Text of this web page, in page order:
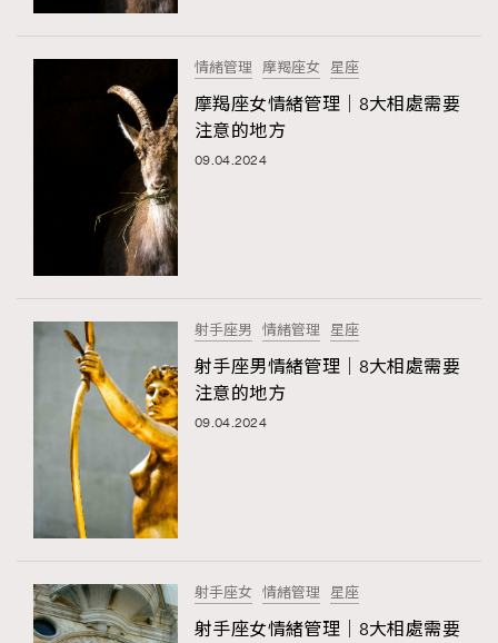
情緒管理 摩羯座女 星座
摩羯座女情緒管理｜8大相處需要
注意的地方
09.04.2024
射手座男 情緒管理 星座
射手座男情緒管理｜8大相處需要
注意的地方
09.04.2024
射手座女 情緒管理 星座
射手座女情緒管理｜8大相處需要